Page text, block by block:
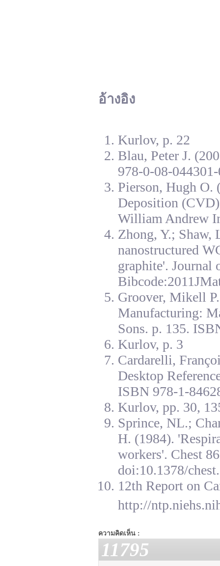
อ้างอิง
Kurlov, p. 22
Blau, Peter J.
978-0-08-
Pierson, Hugh O.
Deposition
William Andrew
Zhong, Y.; Shaw,
nanostructured
graphite'. Journal
Groover, Mikell
Manufacturing:
Sons. p. 135.
Kurlov, p. 3
Cardarelli,
Desktop
ISBN 978-1-
Kurlov, pp. 30,
Sprince, NL.;
H. (1984).
workers'. Chest
doi:10.1378/
12th Report on
http://
ความคิดเห็น :
11795